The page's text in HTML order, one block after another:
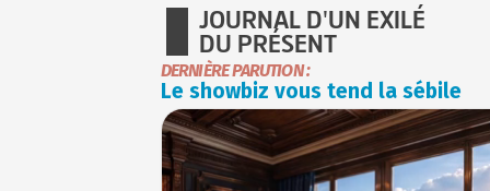
JOURNAL D'UN EXILÉ
DU PRÉSENT
DERNIÈRE PARUTION :
Le showbiz vous tend la sébile